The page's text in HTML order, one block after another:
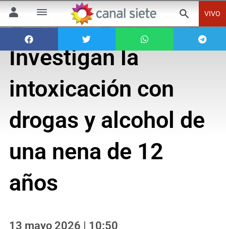
VIVO
Investigan la
intoxicación con
drogas y alcohol de
una nena de 12
años
13 mayo 2026 | 10:50